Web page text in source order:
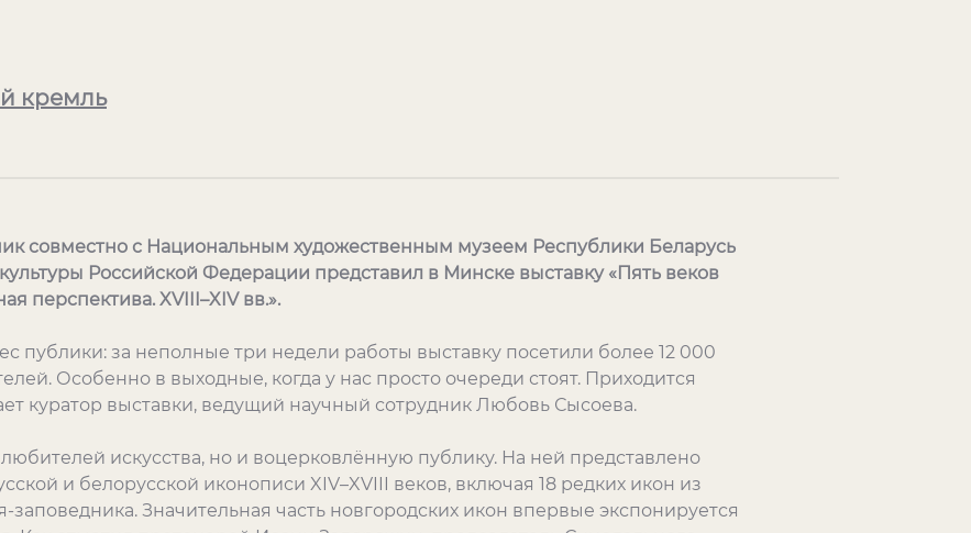
кремль
совместно с Национальным художественным музеем Республики Беларусь
Российской Федерации представил в Минске выставку «Пять веков
перспектива. XVIII–XIV вв.».
публики: за неполные три недели работы выставку посетили более 12 000
Особенно в выходные, когда у нас просто очереди стоят. Приходится
куратор выставки, ведущий научный сотрудник Любовь Сысоева.
искусства, но и воцерковлённую публику. На ней представлено
и белорусской иконописи XIV–XVIII веков, включая 18 редких икон из
Значительная часть новгородских икон впервые экспонируется